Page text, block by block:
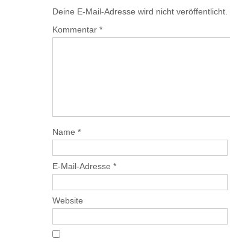
Deine E-Mail-Adresse wird nicht veröffentlicht.
Kommentar *
Name *
E-Mail-Adresse *
Website